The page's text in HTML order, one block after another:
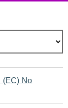
(EC) No